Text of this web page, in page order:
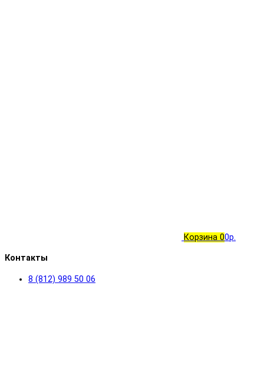
Корзина 00р.
Контакты
8 (812) 989 50 06